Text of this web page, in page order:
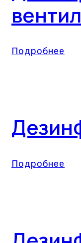
Подробнее
Подробнее